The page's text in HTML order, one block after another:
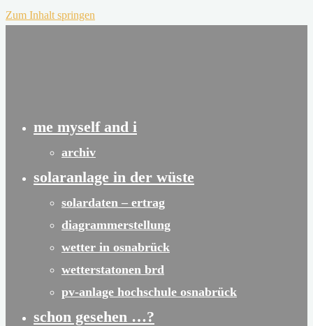
Zum Inhalt springen
me myself and i
archiv
solaranlage in der wüste
solardaten – ertrag
diagrammerstellung
wetter in osnabrück
wetterstatonen brd
pv-anlage hochschule osnabrück
schon gesehen …?